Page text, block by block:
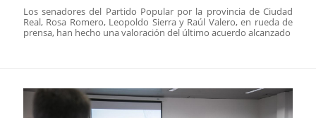
Los senadores del Partido Popular por la provincia de Ciudad
Real, Rosa Romero, Leopoldo Sierra y Raúl Valero, en rueda de
prensa, han hecho una valoración del último acuerdo alcanzado